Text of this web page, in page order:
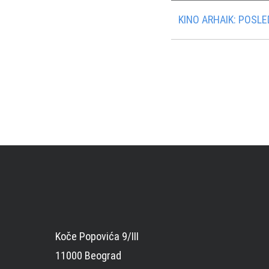
KINO ARHAIK:
Koče Popovića 9/III
11000 Beograd